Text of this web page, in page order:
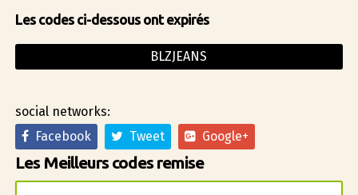
Les codes ci-dessous ont expirés
BLZJEANS
social networks:
Facebook
Tweet Google+
Les Meilleurs codes remise